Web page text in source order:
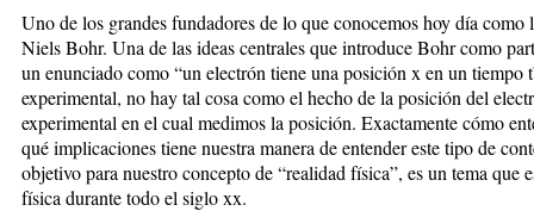
Uno de los grandes fundadores de lo que conocemos hoy día como
Niels Bohr. Una de las ideas centrales que introduce Bohr como
un enunciado como “un electrón tiene una posición x en un tiempo
experimental, no hay tal cosa como el hecho de la posición del
experimental en el cual medimos la posición. Exactamente cómo
qué implicaciones tiene nuestra manera de entender este tipo de
objetivo para nuestro concepto de “realidad física”, es un tema que
física durante todo el siglo xx.